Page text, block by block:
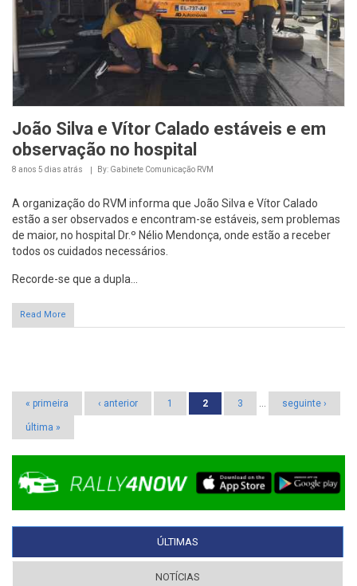
João Silva e Vítor Calado estáveis e em
observação no hospital
8 anos 5 dias atrás By: Gabinete Comunicação RVM
A organização do RVM informa que João Silva e Vítor Calado
estão a ser observados e encontram-se estáveis, sem problemas
de maior, no hospital Dr.º Nélio Mendonça, onde estão a receber
todos os cuidados necessários.
Recorde-se que a dupla...
Read More
Páginas
« primeira ‹ anterior 1 2 3 … seguinte ›
última »
ÚLTIMAS
NOTÍCIAS